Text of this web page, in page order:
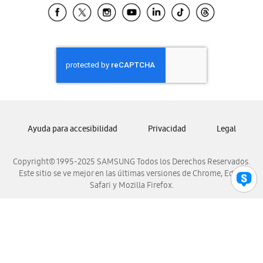
Samsung El Salvador
Samsung Honduras
Samsung Nicaragua
Samsung Panamá
Samsung Venezuela
Copyright© 1995-2025 SAMSUNG Todos los Derechos Reservados.
Este sitio se ve mejor en las últimas versiones de Chrome, Edge,
Safari y Mozilla Firefox.
Ayuda para accesibilidad Privacidad Legal